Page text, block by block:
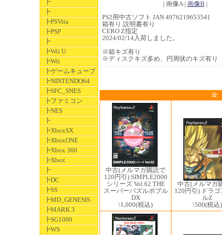
┣
┣
┣PSVita
┣PSP
┣
┣Wii U
┣Wii
┣ゲームキューブ
┣NINTENDO64
┣SFC_SNES
┣ファミコン
┣NES
┣
┣XboxSX
┣XboxONE
┣Xbox 360
┣Xbox
┣
┣DC
┣SS
┣MD_GENESIS
┣MARK 3
┣SG1000
┣WS
| 画像A | 画像B |
PS2用中古ソフト JAN 4976219653541
箱有り 説明書有り
CERO Z指定
2024/02/14入荷しました。
※箱キズ有り
※ディスクキズ多め、円周状のキズ有り
☆
中古(メルマガ購読で
120円引) SIMPLE2000
シリーズ Vol.62 THE
スーパーパズルボブル
DX
\1,000(税込)
中古(メルマガ
120円引) ドラ
ルZ
\500(税込)